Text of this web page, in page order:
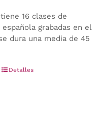
16 clases de
grabadas en el
dura una media de 45
Detalles